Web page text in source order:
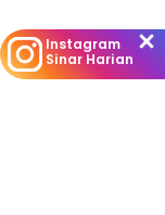
Instagram
Sinar Harian